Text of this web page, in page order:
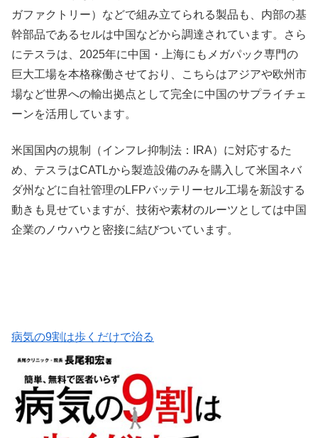
ガファクトリー）などで組み立てられる製品も、内部の基
幹部品であるセルは中国などから調達されています。さら
にテスラは、2025年に中国・上海にもメガパック専門の
巨大工場を本格稼働させており、こちらはアジアや欧州市
場など世界への輸出拠点として完全に中国のサプライチェ
ーンを活用しています。
米国国内の規制（インフレ抑制法：IRA）に対応するた
め、テスラはCATLから製造設備のみを購入して米国ネバ
ダ州などに自社管理のLFPバッテリーセル工場を新設する
動きも見せていますが、技術や素材のルーツとしては中国
企業のノウハウと密接に結びついています。
病気の9割は歩くだけで治る